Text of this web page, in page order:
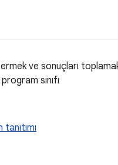
ve sonuçları
sınıfı